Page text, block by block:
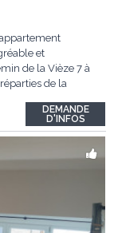
et
de la Vièze 7 à
de la
salle deDEMANDE
D'INFOS